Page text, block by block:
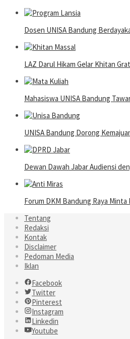
Dosen UNISA Bandung
LAZ Darul Hikam Gelar Khitan
Mahasiswa UNISA Bandung
UNISA Bandung Dorong
Dewan Dawah Jabar Audiensi
Forum DKM Bandung Raya
Tentang
Redaksi
Kontak
Disclaimer
Pedoman Media
Iklan
Facebook
Twitter
Pinterest
Instagram
Linkedin
Youtube